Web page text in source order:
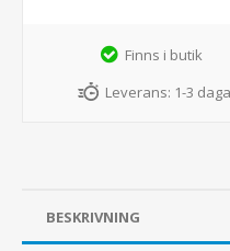
Finns i butik
Leverans: 1-3
BESKRIVNING